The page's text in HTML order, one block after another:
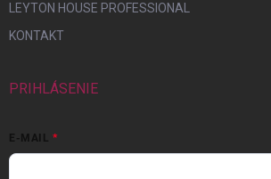
LEYTON HOUSE PROFESSIONAL
KONTAKT
PRIHLÁSENIE
E-MAIL